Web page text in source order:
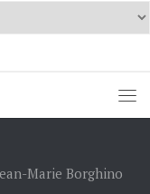
Marie Borghino